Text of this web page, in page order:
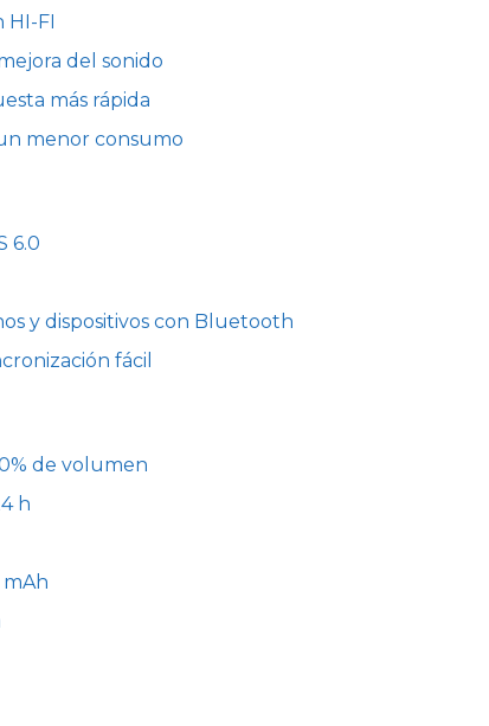
FI
del sonido
más rápida
menor consumo
6.0
y dispositivos con Bluetooth
fácil
de volumen
h
mAh